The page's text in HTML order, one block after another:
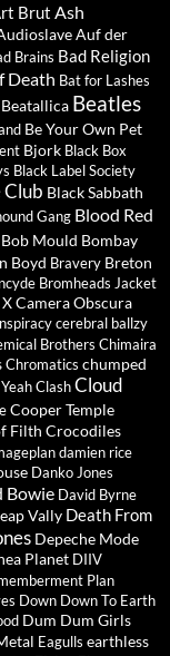
Brut Ash
Auf der
Brains Bad Religion
Death Bat for Lashes
Beatallica Beatles
Be Your Own Pet
Bjork Black Box
Black Label Society
Club Black Sabbath
Gang Blood Red
Bob Mould Bombay
Boyd Bravery Breton
Bromheads Jacket
Camera Obscura
cerebral ballzy
Brothers Chimaira
Chromatics chumped
ClashCloud
Cooper Temple
Filth Crocodiles
damien rice
Danko Jones
Bowie David Byrne
Vally Death From
Depeche Mode
Planet DIIV
Plan
Down Down To Earth
Dum Dum Girls
Eagulls earthless